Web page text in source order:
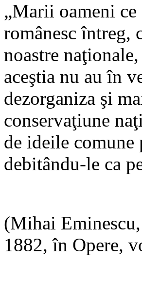
„Marii oameni
românesc întreg,
noastre
aceştia nu au în
dezorganiza şi
conservaţiune
de ideile
debitându-le ca
(Mihai
1882, în Opere,